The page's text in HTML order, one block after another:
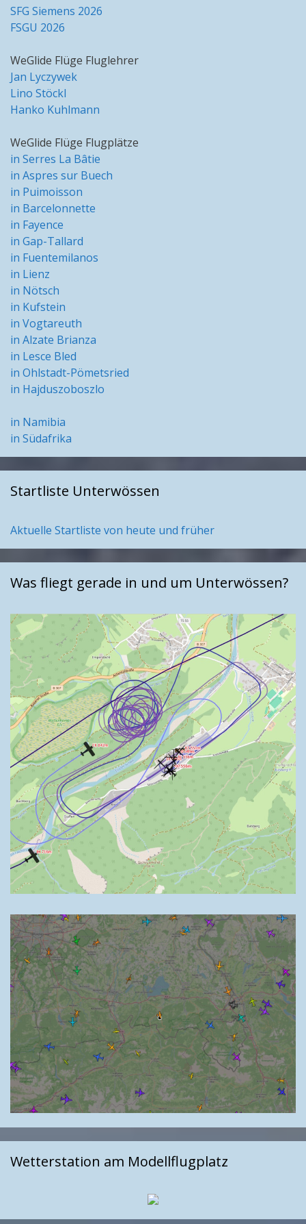
SFG Siemens 2026
FSGU 2026
WeGlide Flüge Fluglehrer
Jan Lyczywek
Lino Stöckl
Hanko Kuhlmann
WeGlide Flüge Flugplätze
in Serres La Bâtie
in Aspres sur Buech
in Puimoisson
in Barcelonnette
in Fayence
in Gap-Tallard
in Fuentemilanos
in Lienz
in Nötsch
in Kufstein
in Vogtareuth
in Alzate Brianza
in Lesce Bled
in Ohlstadt-Pömetsried
in Hajduszoboszlo
in Namibia
in Südafrika
Startliste Unterwössen
Aktuelle Startliste von heute und früher
Was fliegt gerade in und um Unterwössen?
Wetterstation am Modellflugplatz